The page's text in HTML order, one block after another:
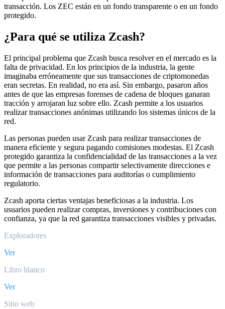
transacción. Los ZEC están en un fondo transparente o en un fondo
protegido.
¿Para qué se utiliza Zcash?
El principal problema que Zcash busca resolver en el mercado es la
falta de privacidad. En los principios de la industria, la gente
imaginaba erróneamente que sus transacciones de criptomonedas
eran secretas. En realidad, no era así. Sin embargo, pasaron años
antes de que las empresas forenses de cadena de bloques ganaran
tracción y arrojaran luz sobre ello. Zcash permite a los usuarios
realizar transacciones anónimas utilizando los sistemas únicos de la
red.
Las personas pueden usar Zcash para realizar transacciones de
manera eficiente y segura pagando comisiones modestas. El Zcash
protegido garantiza la confidencialidad de las transacciones a la vez
que permite a las personas compartir selectivamente direcciones e
información de transacciones para auditorías o cumplimiento
regulatorio.
Zcash aporta ciertas ventajas beneficiosas a la industria. Los
usuarios pueden realizar compras, inversiones y contribuciones con
confianza, ya que la red garantiza transacciones visibles y privadas.
Exploradores
Ver
Libro blanco
Ver
Sitio web